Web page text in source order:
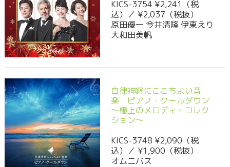
KICS-3754 ¥2,241（税
込）／ ¥2,037（税抜）
原田優一 今井清隆 伊東えり
大和田美帆
自律神経にここちよい音
楽 ピアノ・クールダウン
～極上のメロディ・コレク
ション～
KICS-3748 ¥2,090（税
込）／ ¥1,900（税抜）
オムニバス